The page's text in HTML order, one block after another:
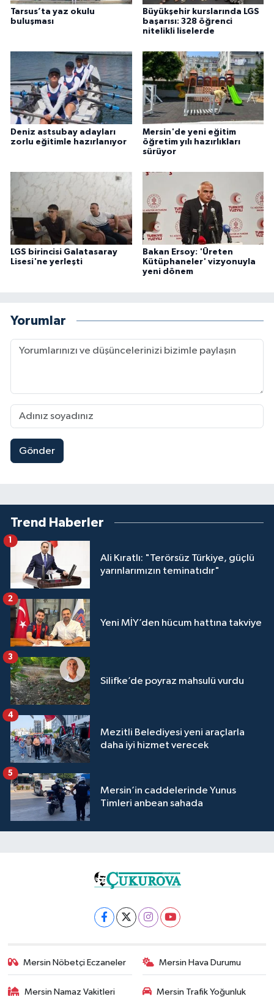
Tarsus’ta yaz okulu
buluşması
Büyükşehir kurslarında LGS
başarısı: 328 öğrenci
nitelikli liselerde
Deniz astsubay adayları
zorlu eğitimle hazırlanıyor
Mersin'de yeni eğitim
öğretim yılı hazırlıkları
sürüyor
LGS birincisi Galatasaray
Lisesi'ne yerleşti
Bakan Ersoy: 'Üreten
Kütüphaneler' vizyonuyla
yeni dönem
Yorumlar
Gönder
Trend Haberler
Ali Kıratlı: "Terörsüz Türkiye, güçlü
yarınlarımızın teminatıdır"
Yeni MİY’den hücum hattına takviye
2
Silifke’de poyraz mahsulü vurdu
3
Mezitli Belediyesi yeni araçlarla
daha iyi hizmet verecek
4
Mersin’in caddelerinde Yunus
Timleri anbean sahada
5
Mersin Nöbetçi Eczaneler Mersin Hava Durumu
Mersin Namaz Vakitleri
Mersin Trafik Yoğunluk